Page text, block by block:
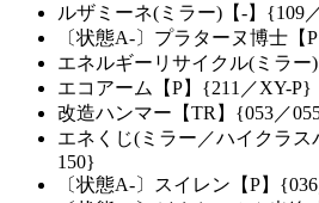
ルザミーネ(ミラー)【-】{109
〔状態A-〕プラターヌ博士【
エネルギーリサイクル(ミラー
エコアーム【P】{211／XY-P}
改造ハンマー【TR】{053／
エネくじ(ミラー／ハイクラス
150}
〔状態A-〕スイレン【P】